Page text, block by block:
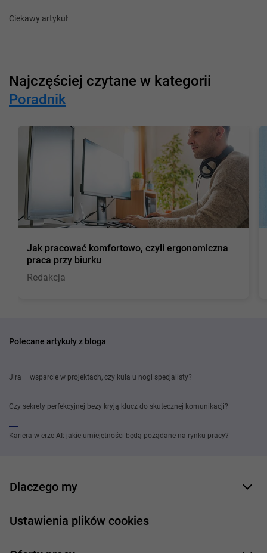
Ciekawy artykuł
Najczęściej czytane w kategorii
Poradnik
Jak pracować komfortowo, czyli ergonomiczna
praca przy biurku
Redakcja
Polecane artykuły z bloga
Jira – wsparcie w projektach, czy kula u nogi specjalisty?
Czy sekrety perfekcyjnej bezy kryją klucz do skutecznej komunikacji?
Kariera w erze AI: jakie umiejętności będą pożądane na rynku pracy?
Dlaczego my
Nasi pracownicy
Ustawienia plików cookies